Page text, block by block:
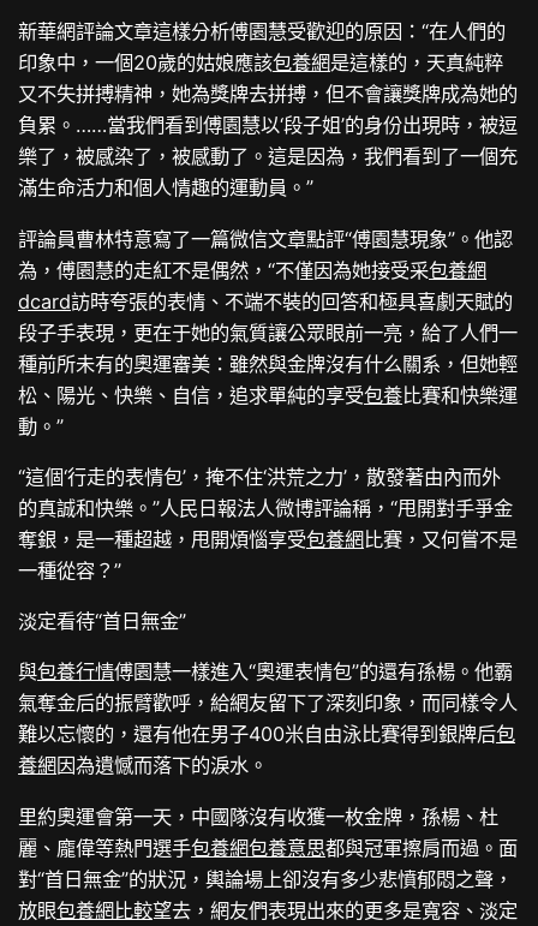
新華網評論文章這樣分析傅園慧受歡迎的原因：“在人們的
印象中，一個20歲的姑娘應該包養網是這樣的，天真純粹
又不失拼搏精神，她為獎牌去拼搏，但不會讓獎牌成為她的
負累。……當我們看到傅園慧以‘段子姐’的身份出現時，被逗
樂了，被感染了，被感動了。這是因為，我們看到了一個充
滿生命活力和個人情趣的運動員。”
評論員曹林特意寫了一篇微信文章點評“傅園慧現象”。他認
為，傅園慧的走紅不是偶然，“不僅因為她接受采包養網
dcard訪時夸張的表情、不端不裝的回答和極具喜劇天賦的
段子手表現，更在于她的氣質讓公眾眼前一亮，給了人們一
種前所未有的奧運審美：雖然與金牌沒有什么關系，但她輕
松、陽光、快樂、自信，追求單純的享受包養比賽和快樂運
動。”
“這個‘行走的表情包’，掩不住‘洪荒之力’，散發著由內而外
的真誠和快樂。”人民日報法人微博評論稱，“甩開對手爭金
奪銀，是一種超越，甩開煩惱享受包養網比賽，又何嘗不是
一種從容？”
淡定看待“首日無金”
與包養行情傅園慧一樣進入“奧運表情包”的還有孫楊。他霸
氣奪金后的振臂歡呼，給網友留下了深刻印象，而同樣令人
難以忘懷的，還有他在男子400米自由泳比賽得到銀牌后包
養網因為遺憾而落下的淚水。
里約奧運會第一天，中國隊沒有收獲一枚金牌，孫楊、杜
麗、龐偉等熱門選手包養網包養意思都與冠軍擦肩而過。面
對“首日無金”的狀況，輿論場上卻沒有多少悲憤郁悶之聲，
放眼包養網比較望去，網友們表現出來的更多是寬容、淡定